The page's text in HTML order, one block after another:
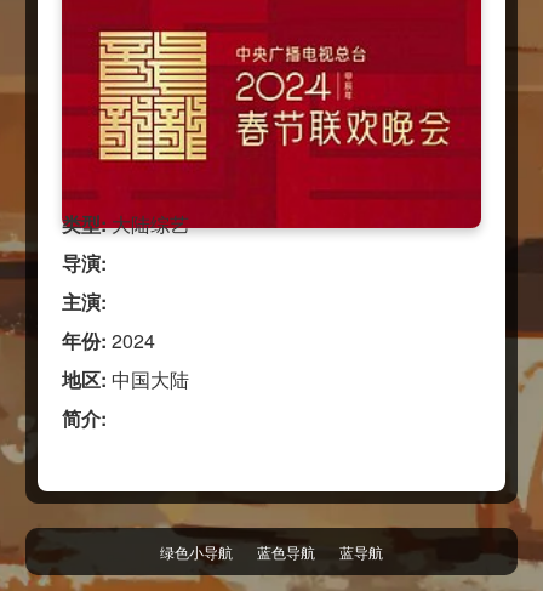
类型:大陆综艺
导演:
主演:
年份: 2024
地区: 中国大陆
简介:
绿色小导航 蓝色导航 蓝导航